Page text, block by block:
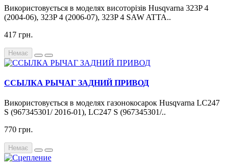
Використовується в моделях висоторізів Husqvarna 323P 4
(2004-06), 323P 4 (2006-07), 323P 4 SAW ATTA..
417 грн.
Немає
ССЫЛКА РЫЧАГ ЗАДНИЙ ПРИВОД
Використовується в моделях газонокосарок Husqvarna LC247
S (967345301/ 2016-01), LC247 S (967345301/..
770 грн.
Немає